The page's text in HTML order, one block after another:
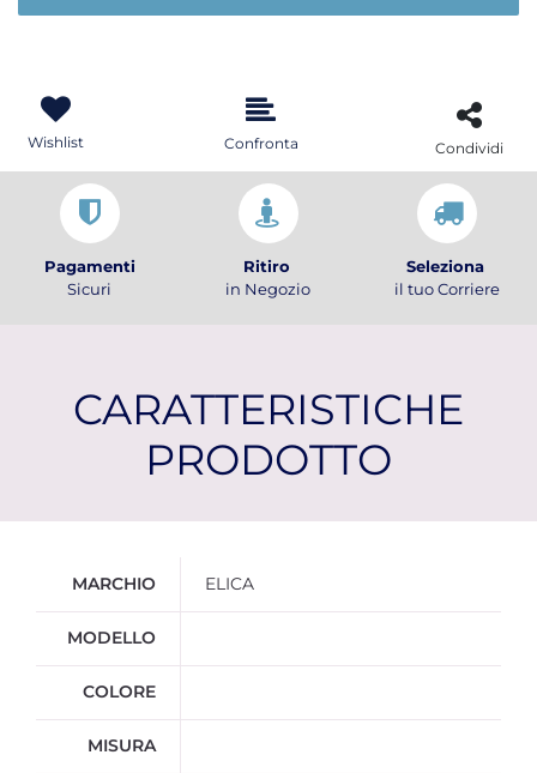
Wishlist Confronta Condividi
Pagamenti
Sicuri
Ritiro
in Negozio
Seleziona
il tuo Corriere
CARATTERISTICHE
PRODOTTO
MARCHIO ELICA
MODELLO
COLORE
MISURA